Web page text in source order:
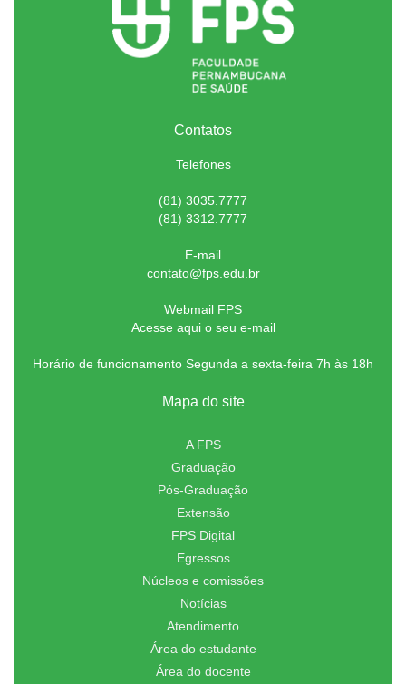
Contatos
Telefones
(81) 3035.7777
(81) 3312.7777
E-mail
contato@fps.edu.br
Webmail FPS
Acesse aqui o seu e-mail
Horário de funcionamento Segunda a sexta-feira 7h às 18h
Mapa do site
A FPS
Graduação
Pós-Graduação
Extensão
FPS Digital
Egressos
Núcleos e comissões
Notícias
Atendimento
Área do estudante
Área do docente